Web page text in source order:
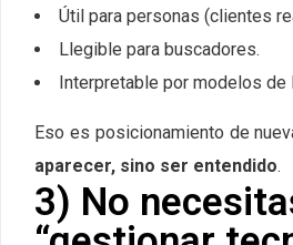
Útil para personas (clientes
Llegible para buscadores.
Interpretable por modelos de
Eso es posicionamiento de
aparecer, sino ser entendido.
3) No